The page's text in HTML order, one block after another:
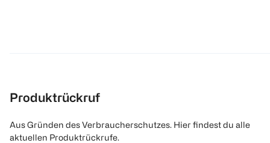
Produktrückruf
Aus Gründen des Verbraucherschutzes. Hier findest du alle
aktuellen Produktrückrufe.